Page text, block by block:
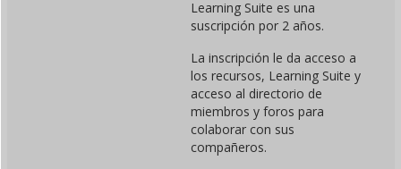
Learning Suite es una
suscripción por 2 años.
La inscripción le da acceso a
los recursos, Learning Suite y
acceso al directorio de
miembros y foros para
colaborar con sus
compañeros.